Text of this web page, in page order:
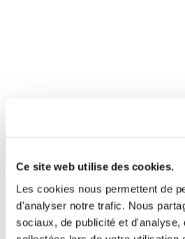
Ce site web utilise des cookies.
Les cookies nous permettent de
d'analyser notre trafic. Nous
sociaux, de publicité et